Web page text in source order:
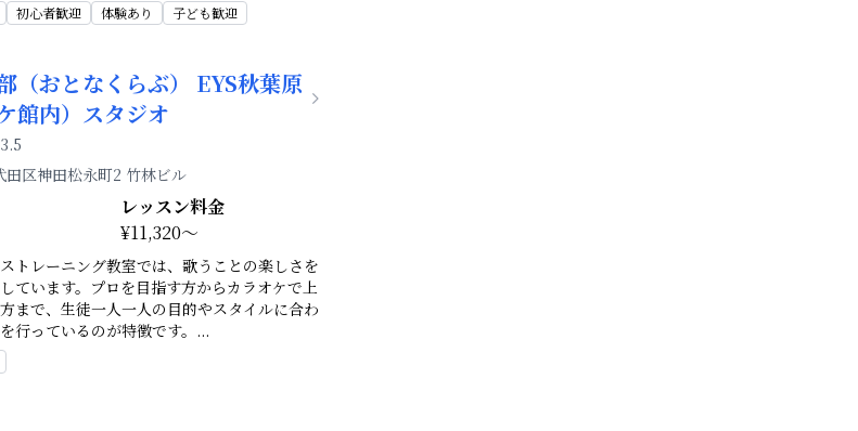
初心者歓迎 体験あり 子ども歓迎
（おとなくらぶ） EYS秋葉原
館内）スタジオ
3.5
田区神田松永町2 竹林ビル
レッスン料金
¥11,320～
トレーニング教室では、歌うことの楽しさを
ています。プロを目指す方からカラオケで上
まで、生徒一人一人の目的やスタイルに合わ
行っているのが特徴です。 ...